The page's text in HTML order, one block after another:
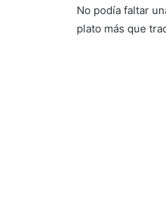
No podía faltar
plato más que